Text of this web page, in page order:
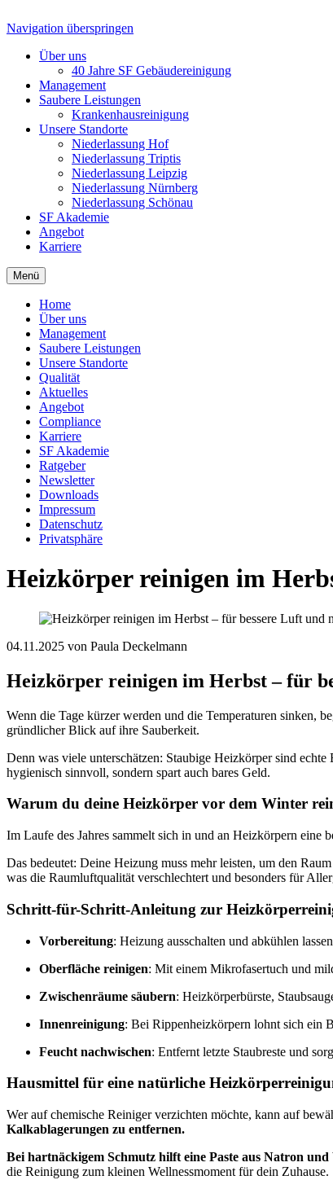
Navigation überspringen
Über uns
40 Jahre SF Gebäudereinigung
Management
Saubere Leistungen
Krankenhausreinigung
Unsere Standorte
Niederlassung Hof
Niederlassung Triptis
Niederlassung Leipzig
Niederlassung Nürnberg
Niederlassung Schönau
SF Akademie
Angebot
Karriere
Menü
Home
Über uns
Management
Saubere Leistungen
Unsere Standorte
Qualität
Aktuelles
Angebot
Compliance
Karriere
SF Akademie
Ratgeber
Newsletter
Downloads
Impressum
Datenschutz
Privatsphäre
Heizkörper reinigen im
04.11.2025 von Paula Deckelmann
Heizkörper reinigen im Herbst – für
Wenn die Tage kürzer werden und die Temperaturen sinken,
gründlicher Blick auf ihre Sauberkeit.
Denn was viele unterschätzen: Staubige Heizkörper sind
hygienisch sinnvoll, sondern spart auch bares Geld.
Warum du deine Heizkörper vor dem Winter
Im Laufe des Jahres sammelt sich in und an Heizkörpern eine
Das bedeutet: Deine Heizung muss mehr leisten, um den
was die Raumluftqualität verschlechtert und besonders für
Schritt-für-Schritt-Anleitung zur
Vorbereitung: Heizung ausschalten und abkühlen
Oberfläche reinigen: Mit einem Mikrofasertuch und
Zwischenräume säubern: Heizkörperbürste,
Innenreinigung: Bei Rippenheizkörpern lohnt sich ein
Feucht nachwischen: Entfernt letzte Staubreste und
Hausmittel für eine natürliche
Wer auf chemische Reiniger verzichten möchte, kann auf
Kalkablagerungen zu entfernen.
Bei hartnäckigem Schmutz hilft eine Paste aus Natron und
die Reinigung zum kleinen Wellnessmoment für dein Zuhause.